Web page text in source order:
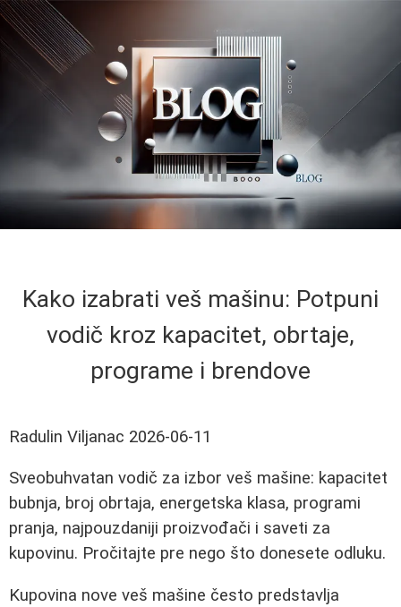
Kako izabrati veš mašinu: Potpuni
vodič kroz kapacitet, obrtaje,
programe i brendove
Radulin Viljanac 2026-06-11
Sveobuhvatan vodič za izbor veš mašine: kapacitet
bubnja, broj obrtaja, energetska klasa, programi
pranja, najpouzdaniji proizvođači i saveti za
kupovinu. Pročitajte pre nego što donesete odluku.
Kupovina nove veš mašine često predstavlja